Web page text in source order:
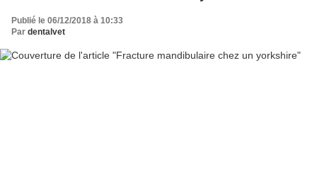
Publié le 06/12/2018 à 10:33
Par dentalvet